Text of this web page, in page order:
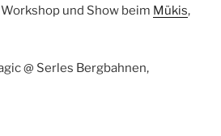
und Show beim Mükis,
@ Serles Bergbahnen,